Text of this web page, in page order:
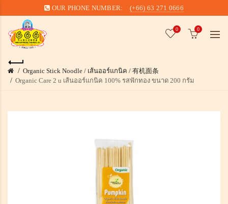
OUR PHONE NUMBER: (+66) 63 271 0666
0 0
Organic Stick Noodle / เส้นออร์แกนิค / 有机面条
Organic Care 2 u เส้นออร์แกนิค 100% รสฟักทอง ขนาด 200 กรัม